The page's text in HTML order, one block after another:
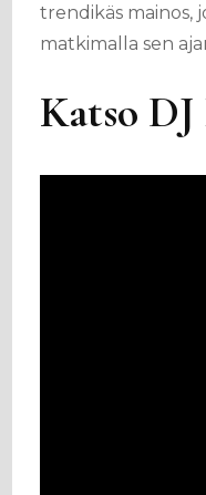
trendikäs mainos,
matkimalla sen
Katso